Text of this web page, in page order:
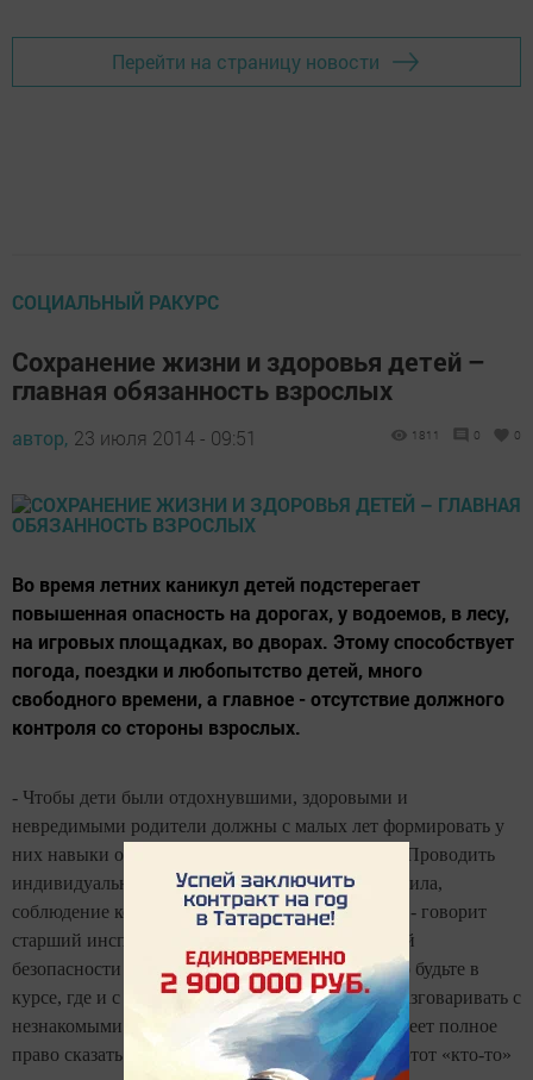
Перейти на страницу новости
СОЦИАЛЬНЫЙ РАКУРС
Сохранение жизни и здоровья детей –
главная обязанность взрослых
автор, 23 июля 2014 - 09:51 1811 0 0
Во время летних каникул детей подстерегает
повышенная опасность на дорогах, у водоемов, в лесу,
на игровых площадках, во дворах. Этому способствует
погода, поездки и любопытство детей, много
свободного времени, а главное - отсутствие должного
контроля со стороны взрослых.
- Чтобы дети были отдохнувшими, здоровыми и
невредимыми родители должны с малых лет формировать у
них навыки обеспечения личной безопасности. Проводить
индивидуальные беседы, объяснив важные правила,
соблюдение которых поможет сохранить жизнь, - говорит
старший инспектор отделения противопожарной
безопасности Ленар Мардегалимов. - Постоянно будьте в
курсе, где и с кем ваш ребенок, не разрешайте разговаривать с
незнакомыми людьми. Объясните ему, что он имеет полное
право сказать «нет» всегда и кому угодно, если этот «кто-то»